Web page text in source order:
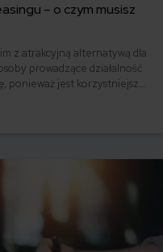
– o czym musisz
z atrakcyjną alternatywą dla
prowadzące działalność
ponieważ jest korzystniejsza
być pełne. To znaczy, że